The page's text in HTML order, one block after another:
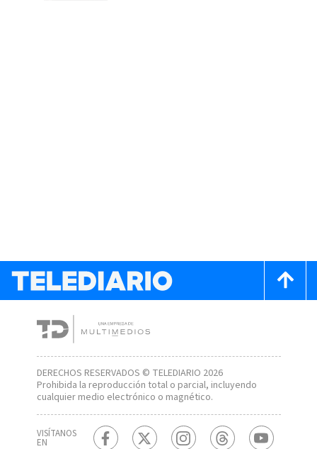
DERECHOS RESERVADOS © TELEDIARIO 2026
Prohibida la reproducción total o parcial, incluyendo
cualquier medio electrónico o magnético.
VISÍTANOS
EN